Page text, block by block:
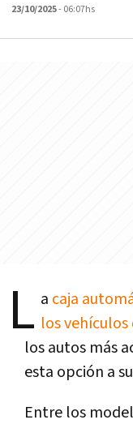
23/10/2025- 06:07hs
L a caja
los
los autos más
esta opción a
Entre los